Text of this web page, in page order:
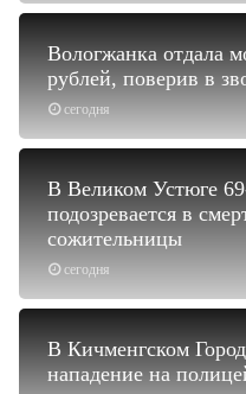
сегодня
Вологжанка отдала
рублей, поверив в
сегодня
В Великом Устюге
подозревается в
сожительницы
В Кичменгском
нападение на